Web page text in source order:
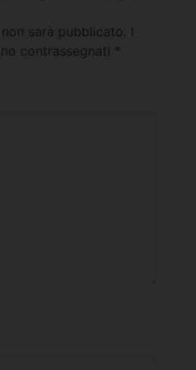
sarà pubblicato.
contrassegnati *